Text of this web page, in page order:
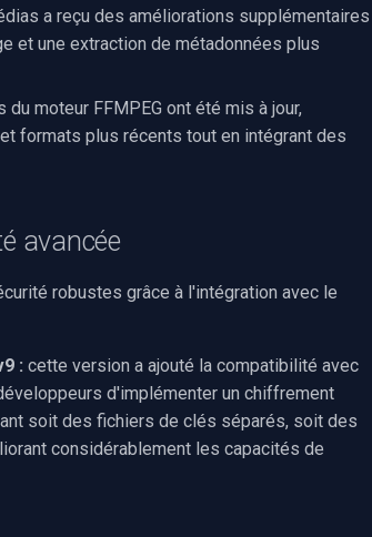
a reçu des améliorations supplémentaires
et une extraction de métadonnées plus
du moteur FFMPEG ont été mis à jour,
formats plus récents tout en intégrant des
avancée
robustes grâce à l'intégration avec le
: cette version a ajouté la compatibilité avec
d'implémenter un chiffrement
soit des fichiers de clés séparés, soit des
considérablement les capacités de